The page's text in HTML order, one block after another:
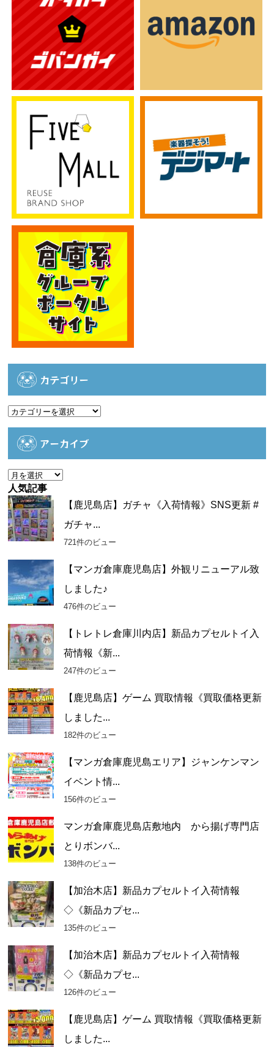
カテゴリー
カ
アーカイブ
ア
ー
カ
イ
ブ
人気記事
【鹿児島店】ガチャ《入荷情報》SNS更新 #
ガチャ...
721件のビュー
【マンガ倉庫鹿児島店】外観リニューアル致
しました♪
476件のビュー
【トレトレ倉庫川内店】新品カプセルトイ入
荷情報《新...
247件のビュー
【鹿児島店】ゲーム 買取情報《買取価格更新
しました...
182件のビュー
【マンガ倉庫鹿児島エリア】ジャンケンマン
イベント情...
156件のビュー
マンガ倉庫鹿児島店敷地内 から揚げ専門店
とりボンバ...
138件のビュー
【加治木店】新品カプセルトイ入荷情報
◇《新品カプセ...
135件のビュー
【加治木店】新品カプセルトイ入荷情報
◇《新品カプセ...
126件のビュー
【鹿児島店】ゲーム 買取情報《買取価格更新
しました...